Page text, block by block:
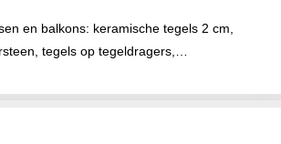
en balkons: keramische tegels 2 cm,
tegels op tegeldragers,…